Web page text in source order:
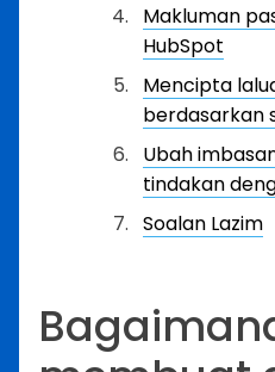
Makluman
HubSpot
Mencipta
berdasarkan
Ubah
tindakan
Soalan Lazim